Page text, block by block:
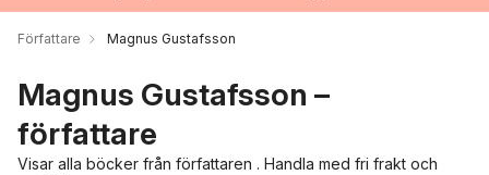
Författare Magnus Gustafsson
Magnus Gustafsson –
författare
Visar alla böcker från författaren . Handla med fri frakt och